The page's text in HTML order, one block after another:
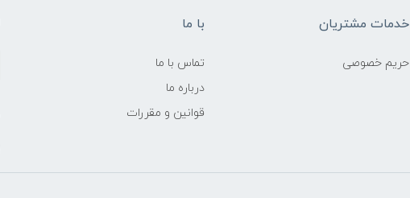
خدمات مشتریان
حریم خصوصی
با ما
تماس با ما
درباره ما
قوانین و مقررات